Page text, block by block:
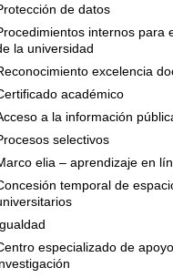
de datos
internos para
la universidad
excelencia
académico
a la información
selectivos
elia – aprendizaje en
temporal de
especializado de